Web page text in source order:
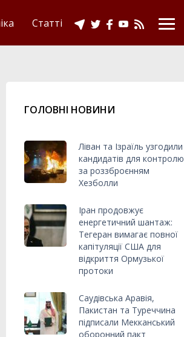
Статті
ГОЛОВНІ НОВИНИ
Ліван та Ізраїль узгодили
кандидатів для контролю
за роззброєнням
Хезболли
Іран продовжує
енергетичний шантаж:
Тегеран вимагає повної
капітуляції США для
відкриття Ормузької
протоки
Саудівська Аравія,
Пакистан та Туреччина
підписали Мекканський
оборонний пакт